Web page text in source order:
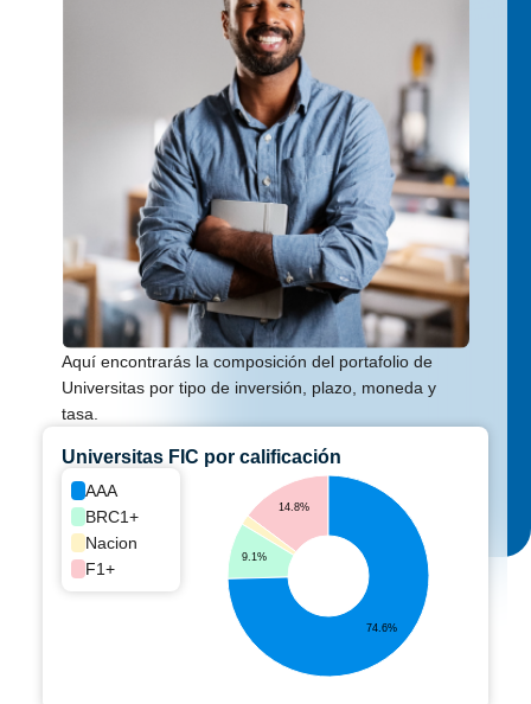
Aquí encontrarás la composición del portafolio de
Universitas por tipo de inversión, plazo, moneda y
tasa.
Universitas FIC por calificación
AAA
BRC1+
Nacion
F1+
14.8%
9.1%
74.6%